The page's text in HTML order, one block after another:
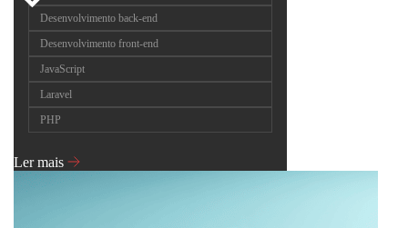
Desenvolvimento back-end
Desenvolvimento front-end
JavaScript
Laravel
PHP
Ler mais